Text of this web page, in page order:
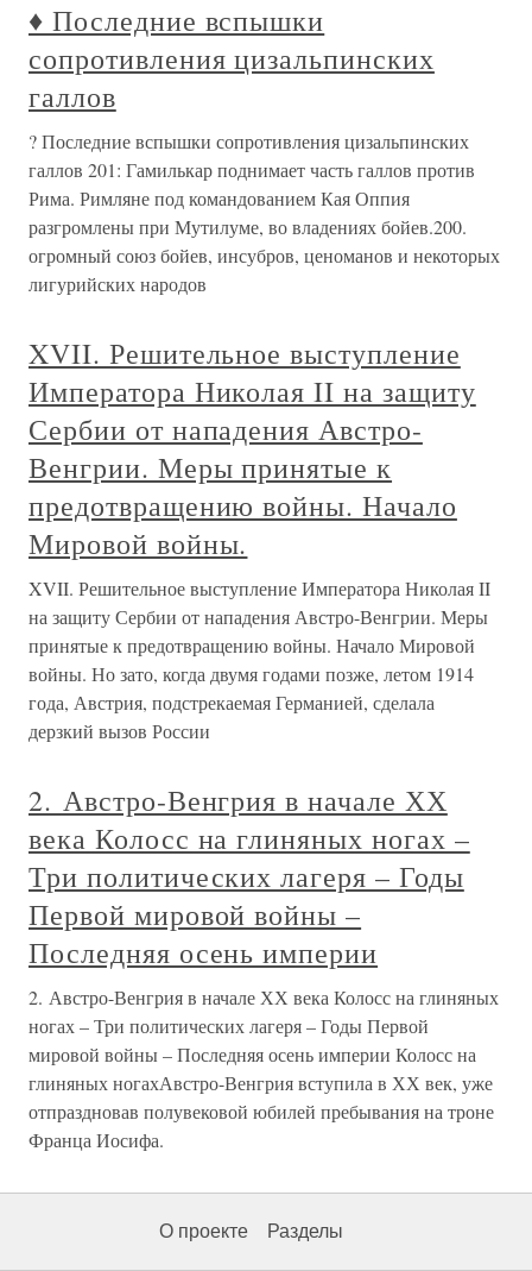
♦ Последние вспышки
сопротивления цизальпинских
галлов
? Последние вспышки сопротивления цизальпинских
галлов 201: Гамилькар поднимает часть галлов против
Рима. Римляне под командованием Кая Оппия
разгромлены при Мутилуме, во владениях бойев.200.
огромный союз бойев, инсубров, ценоманов и некоторых
лигурийских народов
XVII. Решительное выступление
Императора Николая II на защиту
Сербии от нападения Австро-
Венгрии. Меры принятые к
предотвращению войны. Начало
Мировой войны.
XVII. Решительное выступление Императора Николая II
на защиту Сербии от нападения Австро-Венгрии. Меры
принятые к предотвращению войны. Начало Мировой
войны. Но зато, когда двумя годами позже, летом 1914
года, Австрия, подстрекаемая Германией, сделала
дерзкий вызов России
2. Австро-Венгрия в начале ХХ
века Колосс на глиняных ногах –
Три политических лагеря – Годы
Первой мировой войны –
Последняя осень империи
2. Австро-Венгрия в начале ХХ века Колосс на глиняных
ногах – Три политических лагеря – Годы Первой
мировой войны – Последняя осень империи Колосс на
глиняных ногахАвстро-Венгрия вступила в ХХ век, уже
отпраздновав полувековой юбилей пребывания на троне
Франца Иосифа.
О проекте Разделы